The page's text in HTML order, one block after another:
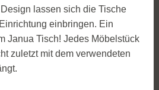
lassen sich die Tische
einbringen. Ein
Janua Tisch! Jedes Möbelstück
zuletzt mit dem verwendeten